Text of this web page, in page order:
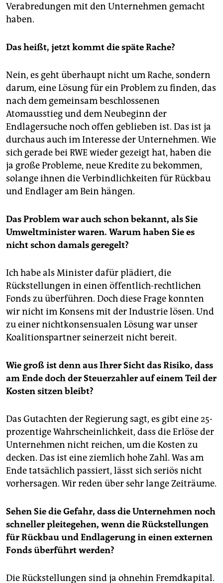
Verabredungen mit den Unternehmen gemacht
haben.
Das heißt, jetzt kommt die späte Rache?
Nein, es geht überhaupt nicht um Rache, sondern
darum, eine Lösung für ein Problem zu finden, das
nach dem gemeinsam beschlossenen
Atomausstieg und dem Neubeginn der
Endlagersuche noch offen geblieben ist. Das ist ja
durchaus auch im Interesse der Unternehmen. Wie
sich gerade bei RWE wieder gezeigt hat, haben die
ja große Probleme, neue Kredite zu bekommen,
solange ihnen die Verbindlichkeiten für Rückbau
und Endlager am Bein hängen.
Das Problem war auch schon bekannt, als Sie
Umweltminister waren. Warum haben Sie es
nicht schon damals geregelt?
Ich habe als Minister dafür plädiert, die
Rückstellungen in einen öffentlich-rechtlichen
Fonds zu überführen. Doch diese Frage konnten
wir nicht im Konsens mit der Industrie lösen. Und
zu einer nichtkonsensualen Lösung war unser
Koalitionspartner seinerzeit nicht bereit.
Wie groß ist denn aus Ihrer Sicht das Risiko, dass
am Ende doch der Steuerzahler auf einem Teil der
Kosten sitzen bleibt?
Das Gutachten der Regierung sagt, es gibt eine 25-
prozentige Wahrscheinlichkeit, dass die Erlöse der
Unternehmen nicht reichen, um die Kosten zu
decken. Das ist eine ziemlich hohe Zahl. Was am
Ende tatsächlich passiert, lässt sich seriös nicht
vorhersagen. Wir reden über sehr lange Zeiträume.
Sehen Sie die Gefahr, dass die Unternehmen noch
schneller pleitegehen, wenn die Rückstellungen
für Rückbau und Endlagerung in einen externen
Fonds überführt werden?
Die Rückstellungen sind ja ohnehin Fremdkapital.